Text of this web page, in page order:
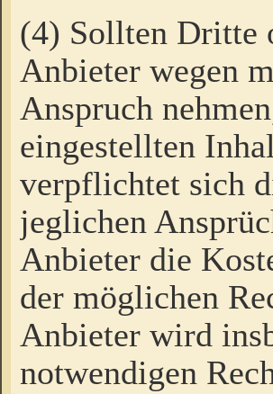
(4) Sollten Dritte
Anbieter wegen
Anspruch
eingestellten
verpflichtet sich
jeglichen
Anbieter die
der möglichen
Anbieter wird
notwendigen